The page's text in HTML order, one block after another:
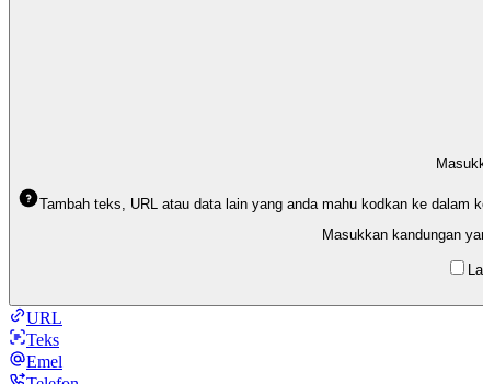
Tambah teks, URL atau data lain yang anda mahu kodkan ke
Masukkan kandungan
URL
Teks
Emel